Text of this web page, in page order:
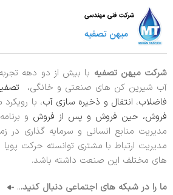
شرکت میهن تصفیه با بیش از دو دهه
آب شیرین کن های صنعتی و خانگی،
فاضلاب، انتقال و ذخیره سازی آب، با
فروش، حین فروش و پس از فروش و
مدیریت منابع انسانی و سرمایه گذاری در
مدیریت ارتباط با مشتری توانسته حرکت
های مختلف این صنعت داشته باشد.
ما را در شبکه های اجتماعی دنبال کنید...